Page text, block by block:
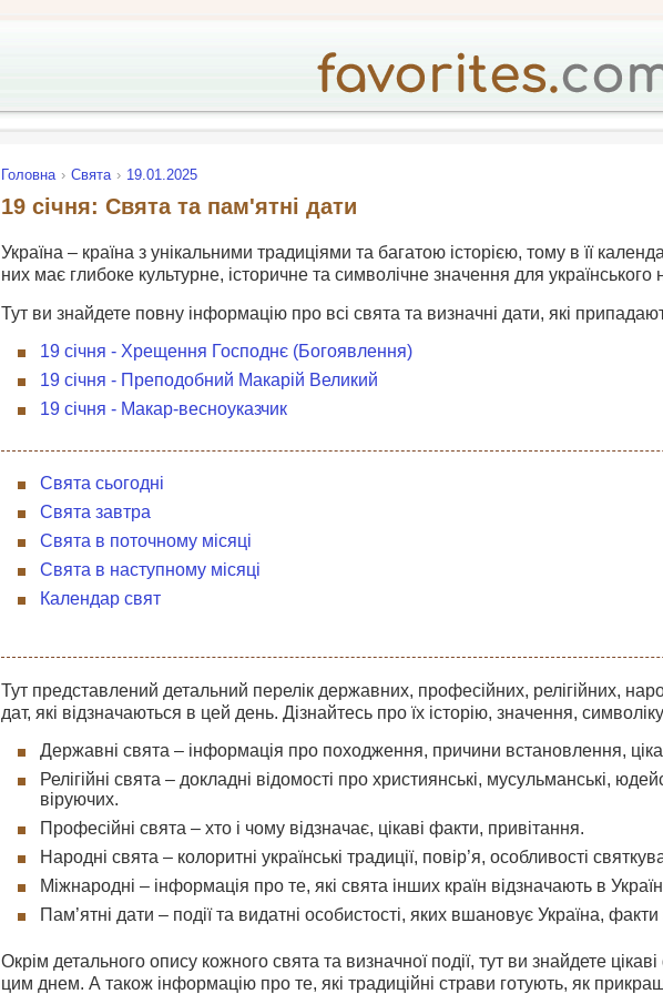
Головна Свята 19.01.2025
19 січня: Свята та пам'ятні дати
Україна – країна з унікальними традиціями та багатою історією, тому в її
них має глибоке культурне, історичне та символічне значення для українського
Тут ви знайдете повну інформацію про всі свята та визначні дати, які
19 січня - Хрещення Господнє (Богоявлення)
19 січня - Преподобний Макарій Великий
19 січня - Макар-весноуказчик
Свята сьогодні
Свята завтра
Свята в поточному місяці
Свята в наступному місяці
Календар свят
Тут представлений детальний перелік державних, професійних, релігійних,
дат, які відзначаються в цей день. Дізнайтесь про їх історію, значення,
Державні свята – інформація про походження, причини встановлення,
Релігійні свята – докладні відомості про християнські, мусульманські,
віруючих.
Професійні свята – хто і чому відзначає, цікаві факти, привітання.
Народні свята – колоритні українські традиції, повір’я, особливості
Міжнародні – інформація про те, які свята інших країн відзначають в
Пам’ятні дати – події та видатні особистості, яких вшановує Україна, факти
Окрім детального опису кожного свята та визначної події, тут ви знайдете
цим днем. А також інформацію про те, які традиційні страви готують, як